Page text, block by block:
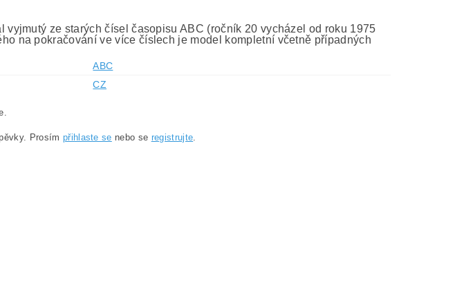
vyjmutý ze starých čísel časopisu ABC (ročník 20 vycházel od roku 1975
na pokračování ve více číslech je model kompletní včetně případných
ABC
CZ
Prosím přihlaste se nebo se registrujte.